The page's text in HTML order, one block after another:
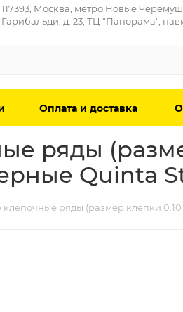
117393, Москва, метро Новые
Гарибальди, д. 23, ТЦ "Панорама",
Оплата и доставка
ряды
Quinta
клепочные ряды (размер клепки